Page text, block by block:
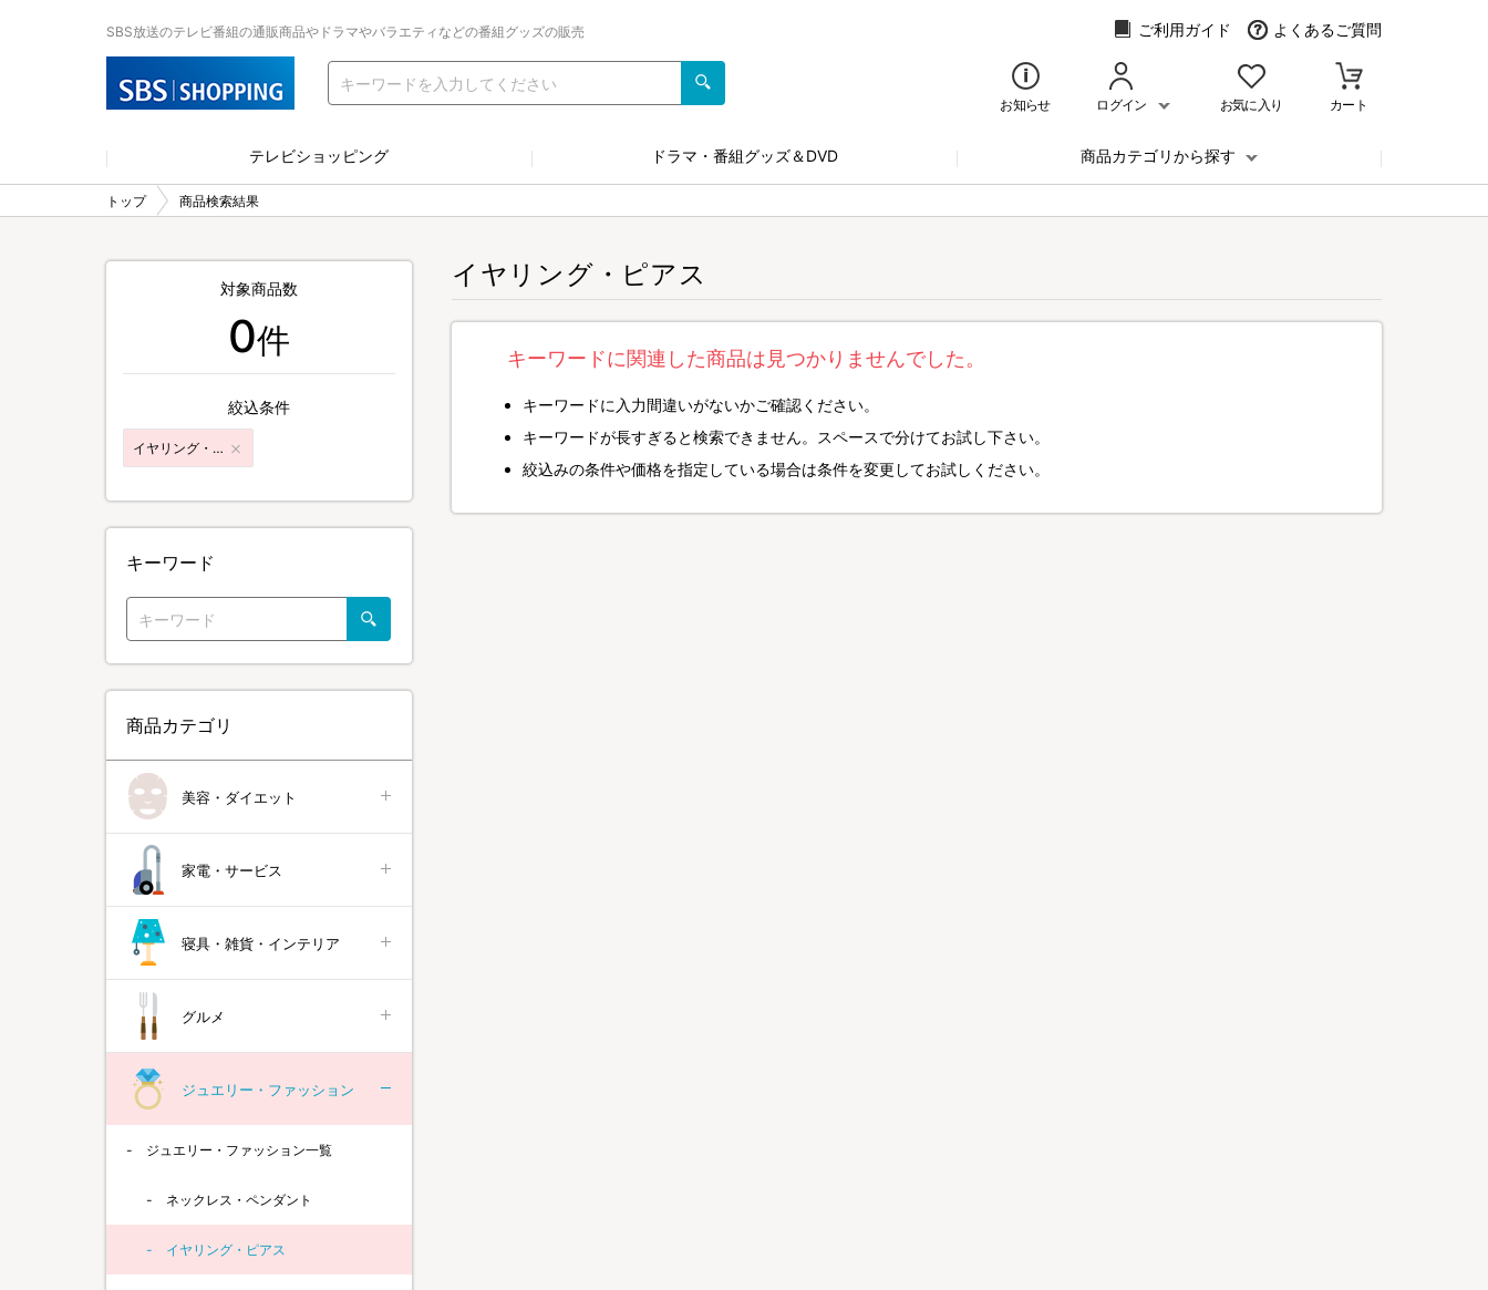
SBS放送のテレビ番組の通販商品やドラマやバラエティなどの番組グッズの販売 ご利用ガイド よくあるご質問
お知らせ ログイン お気に入り カート
テレビショッピング ドラマ・番組グッズ＆DVD 商品カテゴリから探す
トップ 商品検索結果
イヤリング・ピアス
キーワードに関連した商品は見つかりませんでした。
キーワードに入力間違いがないかご確認ください。
キーワードが長すぎると検索できません。スペースで分けてお試し下さい。
絞込みの条件や価格を指定している場合は条件を変更してお試しください。
対象商品数
0件
絞込条件
イヤリング・ピアス
キーワード
商品カテゴリ
美容・ダイエット
家電・サービス
寝具・雑貨・インテリア
グルメ
ジュエリー・ファッション
ジュエリー・ファッション一覧
ネックレス・ペンダント
イヤリング・ピアス